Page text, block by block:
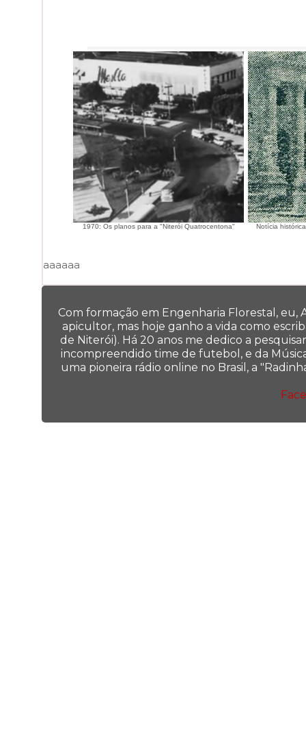
1970: Os planos para a "Niterói Quatrocentona" Notícia
aaaaaa
Com formação em Engenharia Florestal,
apicultor, mas hoje ganho a vida como
de Niterói). Há 20 anos me dedico a
incompreendido time de futebol, e da
uma pioneira rádio online no Brasil, a